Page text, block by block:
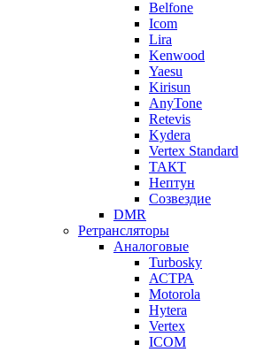
Belfone
Icom
Lira
Kenwood
Yaesu
Kirisun
AnyTone
Retevis
Kydera
Vertex Standard
ТАКТ
Нептун
Созвездие
DMR
Ретрансляторы
Аналоговые
Turbosky
АСТРА
Motorola
Hytera
Vertex
ICOM